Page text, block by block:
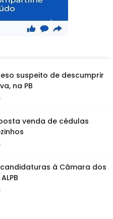
suspeito de descumprir
na PB
venda de cédulas
candidaturas à Câmara dos